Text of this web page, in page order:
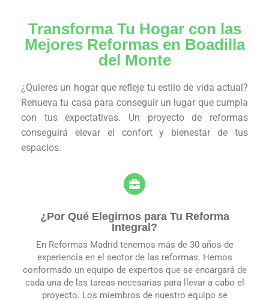
Transforma Tu Hogar con las
Mejores Reformas en Boadilla
del Monte
¿Quieres un hogar que refleje tu estilo de vida actual?
Renueva tu casa para conseguir un lugar que cumpla
con tus expectativas. Un proyecto de reformas
conseguirá elevar el confort y bienestar de tus
espacios.
¿Por Qué Elegirnos para Tu Reforma
Integral?
En Reformas Madrid tenemos más de 30 años de
experiencia en el sector de las reformas. Hemos
conformado un equipo de expertos que se encargará de
cada una de las tareas necesarias para llevar a cabo el
proyecto. Los miembros de nuestro equipo se